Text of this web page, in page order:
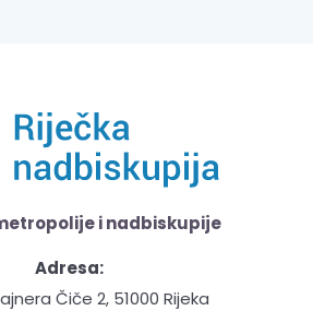
i nadbiskupije
Adresa:
Čiče 2, 51000 Rijeka